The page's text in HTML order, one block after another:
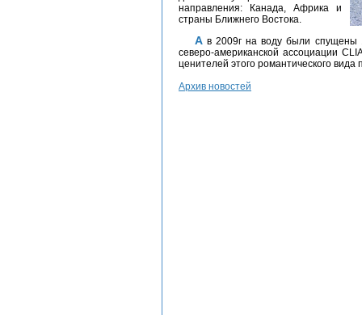
направления: Канада, Африка и
страны Ближнего Востока.
А в 2009г на воду были спущены 14 новых лайнеров, принадлежащих участникам
северо-американской ассоциации
ценителей этого романтического вида
Архив новостей